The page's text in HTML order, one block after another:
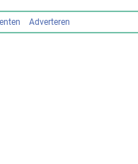
Adverteren